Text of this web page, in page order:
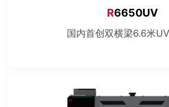
R6650UV
国内首创双横梁6.6米